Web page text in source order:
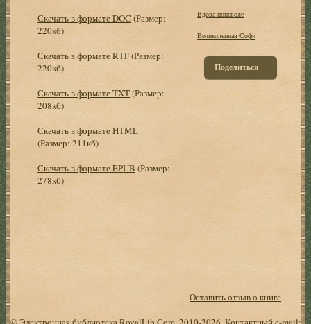
Скачать в формате DOC (Размер:
220кб)
Скачать в формате RTF(Размер:
220кб)
Скачать в формате TXT(Размер:
208кб)
Скачать в формате HTML
(Размер: 211кб)
Скачать в формате EPUB (Размер:
278кб)
Вдова поневоле
Великолепная Софи
Поделиться
Оставить отзыв о книге